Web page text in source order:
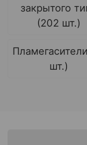
закрытого
(202 шт.)
шт.)